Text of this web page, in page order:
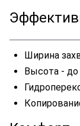
Ширина
Высота -